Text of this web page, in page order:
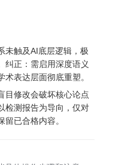
未触及AI底层逻辑，极
纠正：需启用深度语义
表达层面彻底重塑。
目修改会破坏核心论点
检测报告为导向，仅对
已合格内容。